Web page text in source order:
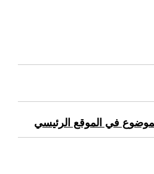
في الموقع الرئيسي